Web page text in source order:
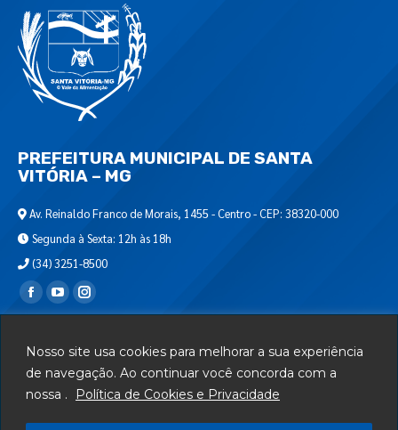
Nosso site usa cookies para melhorar a sua experiência
de navegação. Ao continuar você concorda com a
nossa .
Política de Cookies e Privacidade
PREFEITURA MUNICIPAL DE SANTA
VITÓRIA – MG
Av. Reinaldo Franco de Morais, 1455 - Centro - CEP: 38320-000
Segunda à Sexta: 12h às 18h
(34) 3251-8500
Encontre-nos em:
Departamento de T.I.
Serviços